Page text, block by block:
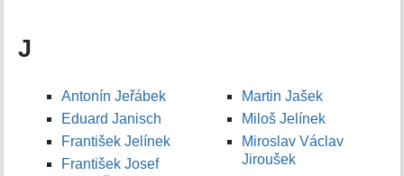
J
Antonín Jeřábek
Eduard Janisch
František Jelínek
František Josef
Martin Jašek
Miloš Jelínek
Miroslav Václav
Jiroušek